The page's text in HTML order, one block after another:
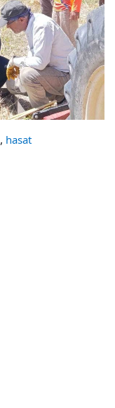
, hasat